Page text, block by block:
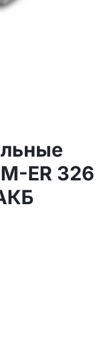
ER 326